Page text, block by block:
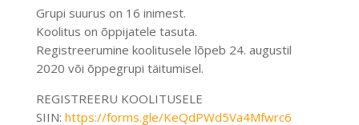
Grupi suurus on 16 inimest.
Koolitus on õppijatele tasuta.
Registreerumine koolitusele lõpeb 24. augustil
2020 või õppegrupi täitumisel.
REGISTREERU KOOLITUSELE
SIIN: https://forms.gle/KeQdPWd5Va4Mfwrc6